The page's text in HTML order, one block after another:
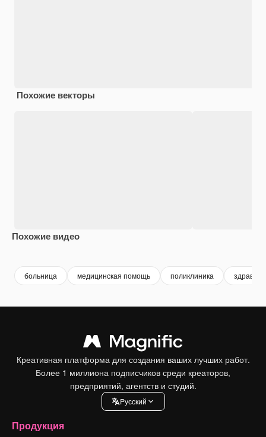
Похожие векторы
Похожие видео
больница медицинская помощь поликлиника
Креативная платформа для создания ваших лучших работ.
Более 1 миллиона подписчиков среди креаторов,
предприятий, агентств и студий.
Pусский
Продукция